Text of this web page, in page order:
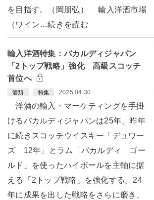
を目指す。（岡朋弘） 輸入洋酒市場
（ワイン…続きを読む
輸入洋酒特集：バカルディジャパン
「2トップ戦略」強化 高級スコッチ
首位へ
酒類 特集 2025.04.30
洋酒の輸入・マーケティングを手掛
けるバカルディジャパンは25年、昨年
に続きスコッチウイスキー「デュワー
ズ 12年」とラム「バカルディ ゴー
ルド」を使ったハイボールを主軸に据
える「2トップ戦略」を強化する。24
年に成果を出した戦略をさらに磨き、